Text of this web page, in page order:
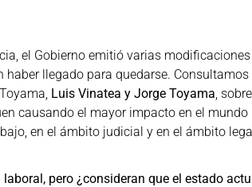
el Gobierno emitió varias
haber llegado para quedarse. Consultamos
Luis Vinatea y Jorge Toyama, sobre
causando el mayor impacto en el mundo
en el ámbito judicial y en el ámbito
pero ¿consideran que el estado